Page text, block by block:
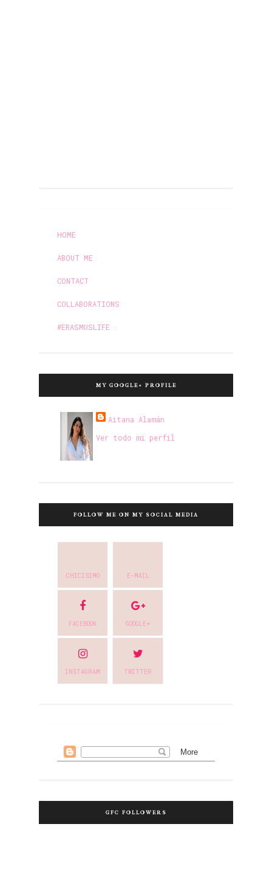
HOME
ABOUT ME
CONTACT
COLLABORATIONS
#ERASMUSLIFE
MY GOOGLE+ PROFILE
Aitana Alamán
Ver todo mi perfil
FOLLOW ME ON MY SOCIAL MEDIA
CHICISIMO E-MAIL
FACEBOOK GOOGLE+
INSTAGRAM TWITTER
GFC FOLLOWERS